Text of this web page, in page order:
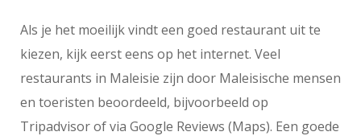
Als je het moeilijk vindt een goed restaurant uit te
kiezen, kijk eerst eens op het internet. Veel
restaurants in Maleisie zijn door Maleisische mensen
en toeristen beoordeeld, bijvoorbeeld op
Tripadvisor of via Google Reviews (Maps). Een goede